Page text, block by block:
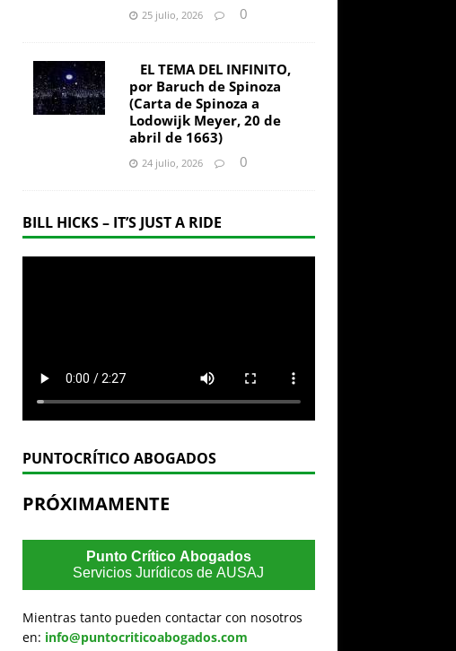
25 julio, 2026 0
EL TEMA DEL INFINITO,
por Baruch de Spinoza
(Carta de Spinoza a
Lodowijk Meyer, 20 de
abril de 1663)
24 julio, 2026 0
BILL HICKS – IT’S JUST A RIDE
PUNTOCRÍTICO ABOGADOS
PRÓXIMAMENTE
Punto Crítico Abogados
Servicios Jurídicos de AUSAJ
Mientras tanto pueden contactar con nosotros
en: info@puntocriticoabogados.com